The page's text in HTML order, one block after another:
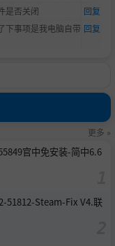
是否关闭
回复
下事项是我电脑自带 回复
更多 »
官中免安装-简中6.6
51812-Steam-Fix V4.联